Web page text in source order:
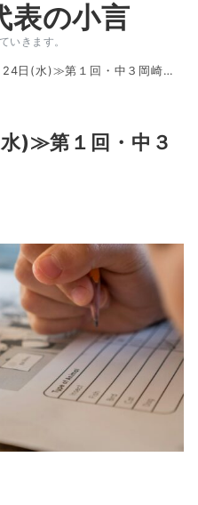
表の小言
いきます。
)≫第１回・中３岡崎学力検査です！
)≫第１回・中３